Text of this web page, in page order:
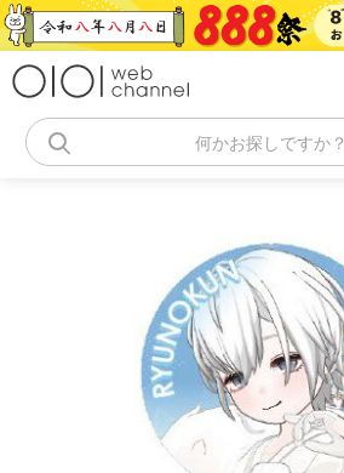
コ
ン
何かお探しですか？